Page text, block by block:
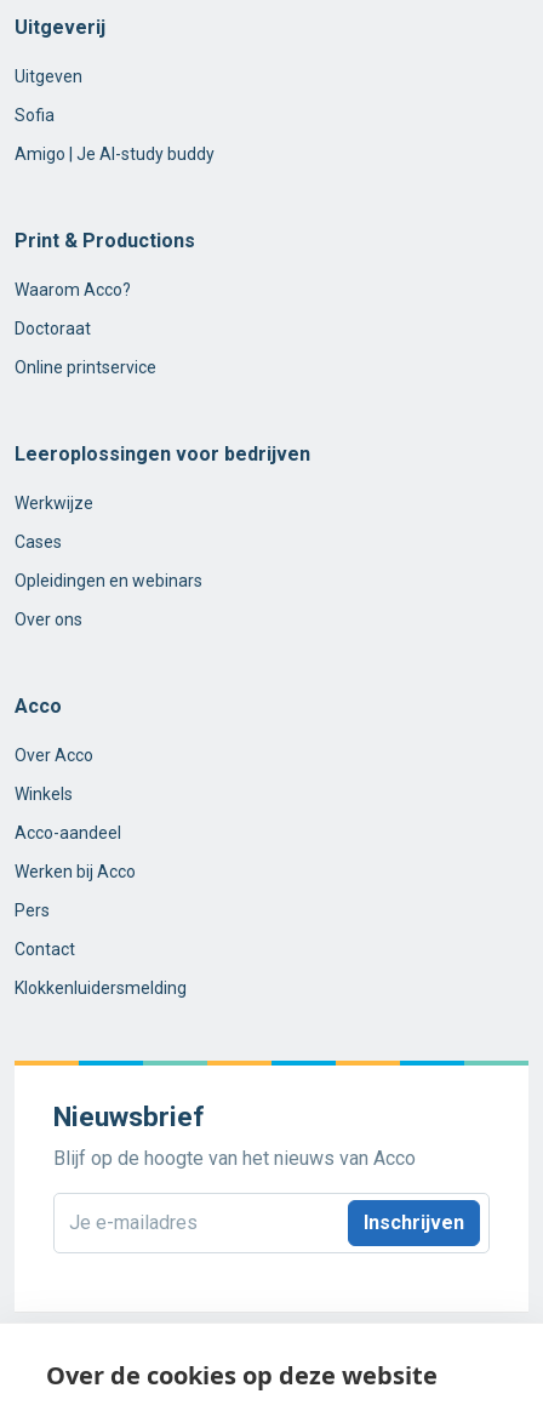
Uitgeverij
Uitgeven
Sofia
Amigo | Je AI-study buddy
Print & Productions
Waarom Acco?
Doctoraat
Online printservice
Leeroplossingen voor bedrijven
Werkwijze
Cases
Opleidingen en webinars
Over ons
Acco
Over Acco
Winkels
Acco-aandeel
Werken bij Acco
Pers
Contact
Klokkenluidersmelding
Nieuwsbrief
Blijf op de hoogte van het nieuws van Acco
Over de cookies op deze website